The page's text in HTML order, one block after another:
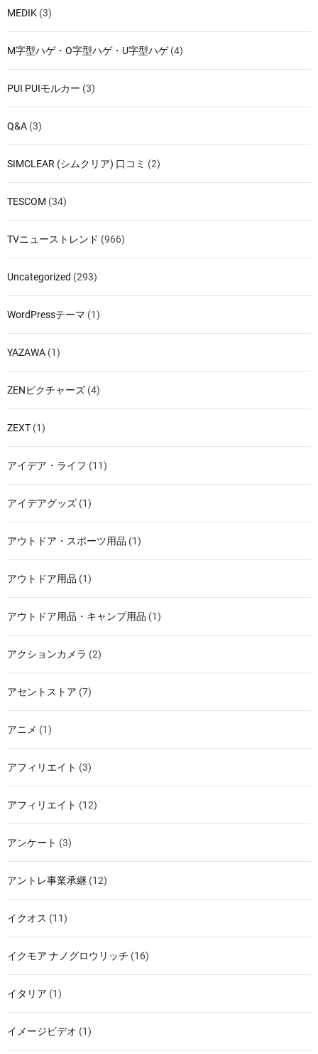
MEDIK (3)
M字型ハゲ・O字型ハゲ・U字型ハゲ(4)
PUI PUIモルカー (3)
Q&A (3)
SIMCLEAR (シムクリア) 口コミ (2)
TESCOM (34)
TVニューストレンド (966)
Uncategorized (293)
WordPressテーマ (1)
YAZAWA (1)
ZENピクチャーズ (4)
ZEXT (1)
アイデア・ライフ (11)
アイデアグッズ (1)
アウトドア・スポーツ用品 (1)
アウトドア用品 (1)
アウトドア用品・キャンプ用品 (1)
アクションカメラ (2)
アセントストア (7)
アニメ (1)
アフィリエイト (3)
アフィリエイト (12)
アンケート (3)
アントレ事業承継 (12)
イクオス (11)
イクモア ナノグロウリッチ (16)
イタリア (1)
イメージビデオ (1)